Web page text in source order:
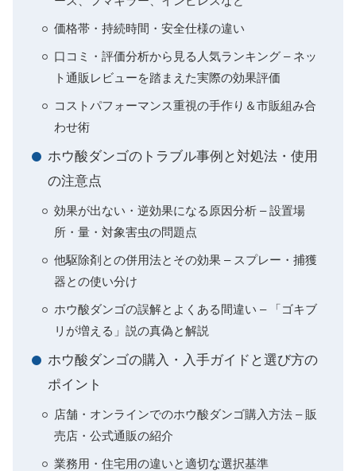
価格帯・持続時間・安全仕様の違い
口コミ・評価分析から見る人気ランキング – ネッ
ト通販レビューを踏まえた実際の効果評価
コストパフォーマンス重視の手作り＆市販組み合
わせ術
ホウ酸ダンゴのトラブル事例と対処法・使用
の注意点
効果が出ない・逆効果になる原因分析 – 設置場
所・量・対象害虫の問題点
他駆除剤との併用法とその効果 – スプレー・捕獲
器との使い分け
ホウ酸ダンゴの誤解とよくある間違い – 「ゴキブ
リが増える」説の真偽と解説
ホウ酸ダンゴの購入・入手ガイドと選び方の
ポイント
店舗・オンラインでのホウ酸ダンゴ購入方法 – 販
売店・公式通販の紹介
業務用・住宅用の違いと適切な選択基準